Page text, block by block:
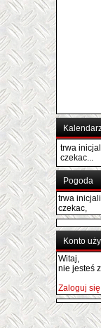
trwa
czekac...
Pogoda
trwa
czekac,
Konto
Witaj,
nie jesteś
Zaloguj się